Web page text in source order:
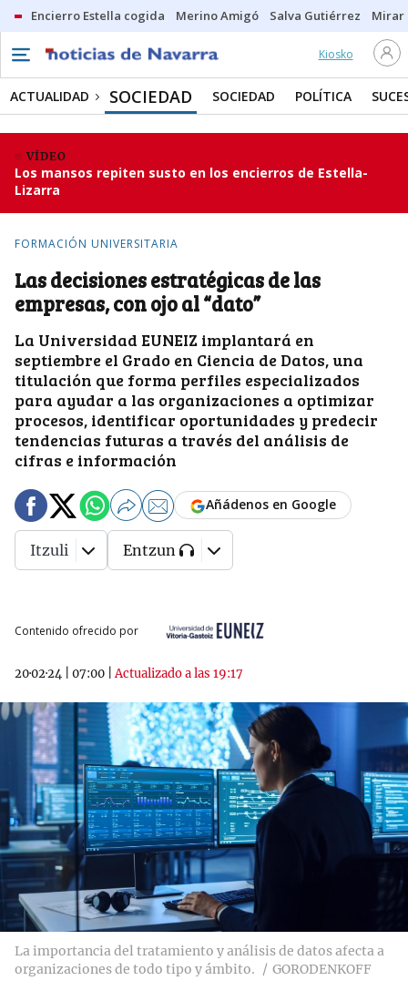
Encierro Estella cogida Merino Amigó Salva Gutiérrez Mirar
Kiosko
ACTUALIDAD SOCIEDAD SOCIEDAD POLÍTICA
VÍDEO
Los mansos repiten susto en los encierros de Estella-
Lizarra
FORMACIÓN UNIVERSITARIA
Las decisiones estratégicas de las
empresas, con ojo al “dato”
La Universidad EUNEIZ implantará en
septiembre el Grado en Ciencia de Datos, una
titulación que forma perfiles especializados
para ayudar a las organizaciones a optimizar
procesos, identificar oportunidades y predecir
tendencias futuras a través del análisis de
cifras e información
Contenido ofrecido por
20·02·24 07:00 |Actualizado a las 19:17
Añádenos en Google
Itzuli Entzun
La importancia del tratamiento y análisis de datos afecta a
organizaciones de todo tipo y ámbito.
GORODENKOFF